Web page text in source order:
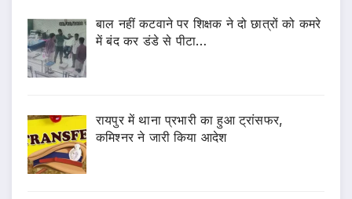
बाल नहीं कटवाने पर शिक्षक ने दो छात्रों को कमरे
में बंद कर डंडे से पीटा…
रायपुर में थाना प्रभारी का हुआ ट्रांसफर,
कमिश्नर ने जारी किया आदेश